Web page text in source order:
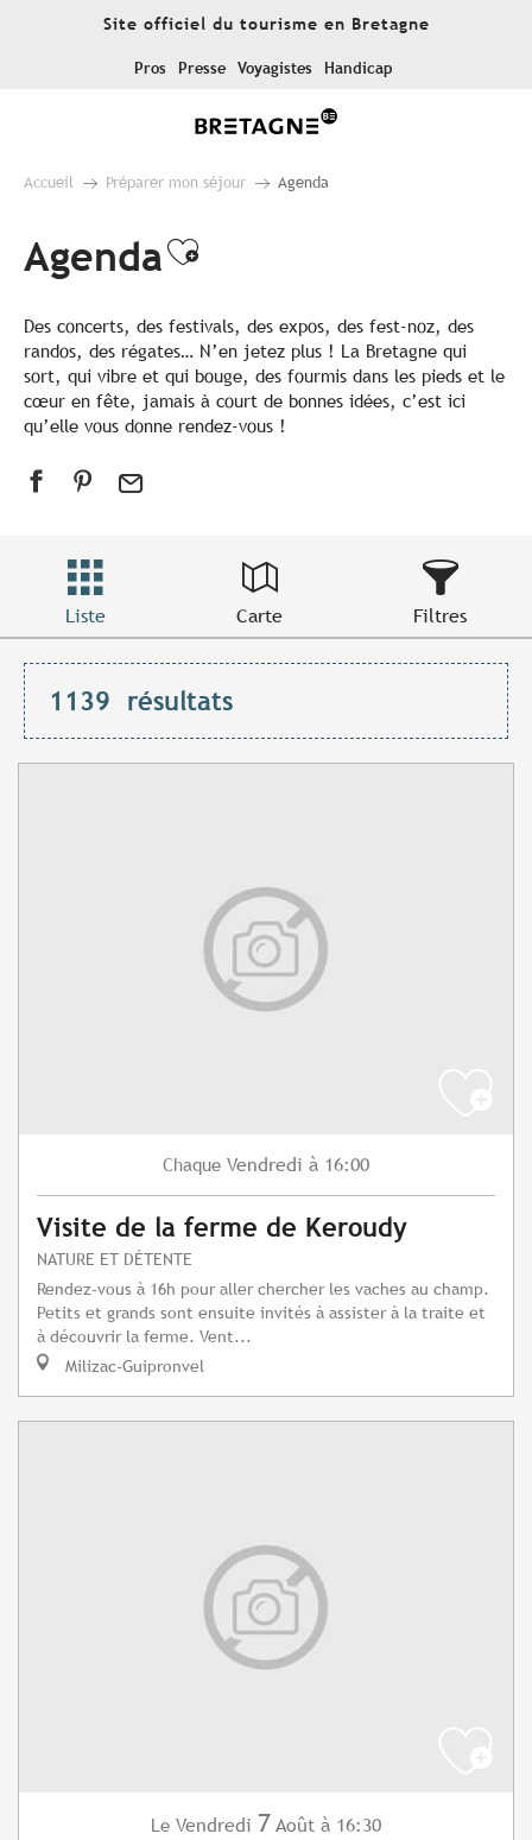
Site officiel du tourisme en Bretagne
Pros Presse Voyagistes Handicap
Accueil Préparer mon séjour Agenda
AgendaAjouter aux favoris
Des concerts, des festivals, des expos, des fest-noz, des
randos, des régates… N’en jetez plus ! La Bretagne qui
sort, qui vibre et qui bouge, des fourmis dans les pieds et le
cœur en fête, jamais à court de bonnes idées, c’est ici
qu’elle vous donne rendez-vous !
Liste Carte Filtres
1139 résultats
Chaque Vendredi à 16:00
Visite de la ferme de Keroudy
NATURE ET DÉTENTE
Rendez-vous à 16h pour aller chercher les vaches au champ.
Petits et grands sont ensuite invités à assister à la traite et
à découvrir la ferme. Vent...
Milizac-Guipronvel
Le Vendredi 7 Août à 16:30